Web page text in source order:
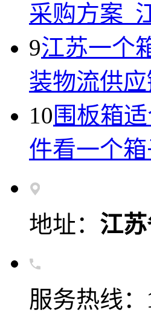
采购方案_
9江苏一个
装物流供
10围板箱
件看一个
地址： 江
服务热线：